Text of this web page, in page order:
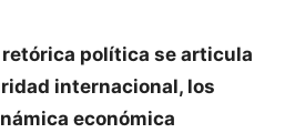
política se articula
internacional, los
económica